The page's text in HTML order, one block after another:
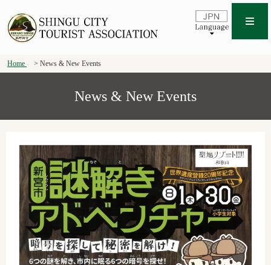
Home News & New Events
News & New Events